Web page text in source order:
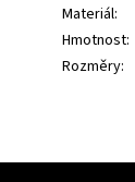
Materiál:
Hmotnost:
Rozměry: